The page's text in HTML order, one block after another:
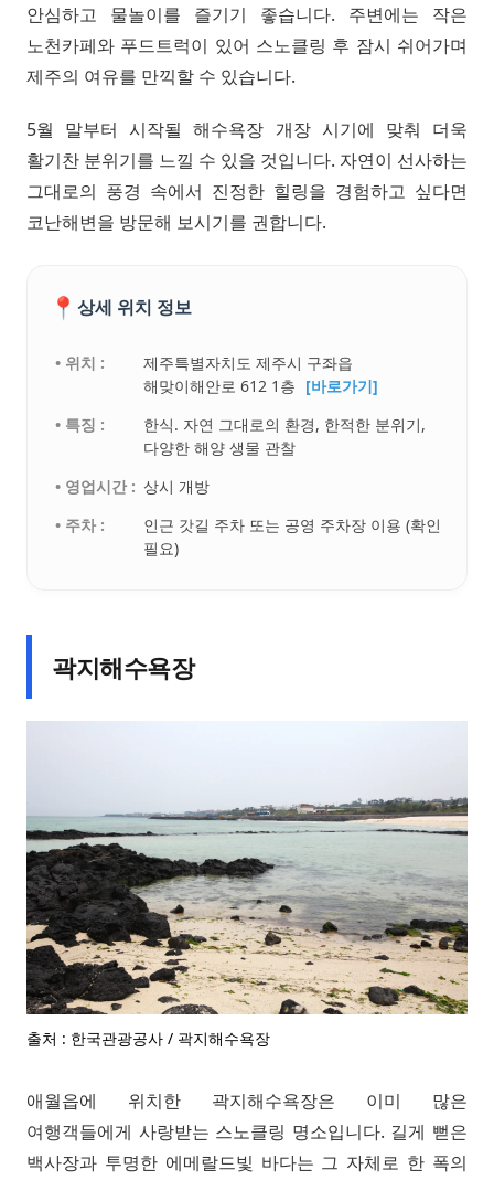
안심하고 물놀이를 즐기기 좋습니다. 주변에는 작은
노천카페와 푸드트럭이 있어 스노클링 후 잠시 쉬어가며
제주의 여유를 만끽할 수 있습니다.
5월 말부터 시작될 해수욕장 개장 시기에 맞춰 더욱
활기찬 분위기를 느낄 수 있을 것입니다. 자연이 선사하는
그대로의 풍경 속에서 진정한 힐링을 경험하고 싶다면
코난해변을 방문해 보시기를 권합니다.
📍 상세 위치 정보
• 위치 :
제주특별자치도 제주시 구좌읍
해맞이해안로 612 1층 [바로가기]
• 특징 :
한식. 자연 그대로의 환경, 한적한 분위기,
다양한 해양 생물 관찰
• 영업시간 : 상시 개방
• 주차 :
인근 갓길 주차 또는 공영 주차장 이용 (확인
필요)
곽지해수욕장
출처 : 한국관광공사 / 곽지해수욕장
애월읍에 위치한 곽지해수욕장은 이미 많은
여행객들에게 사랑받는 스노클링 명소입니다. 길게 뻗은
백사장과 투명한 에메랄드빛 바다는 그 자체로 한 폭의